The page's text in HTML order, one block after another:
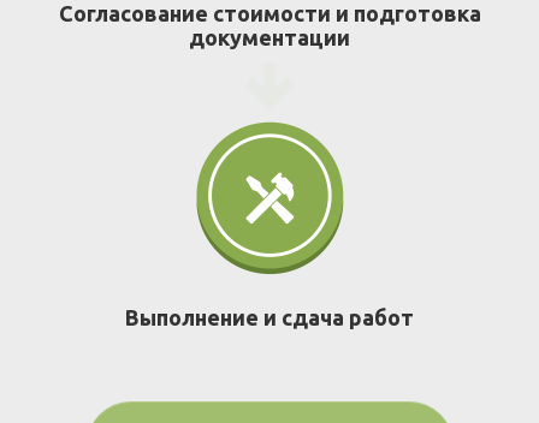
Согласование стоимости и подготовка
документации
Выполнение и сдача работ